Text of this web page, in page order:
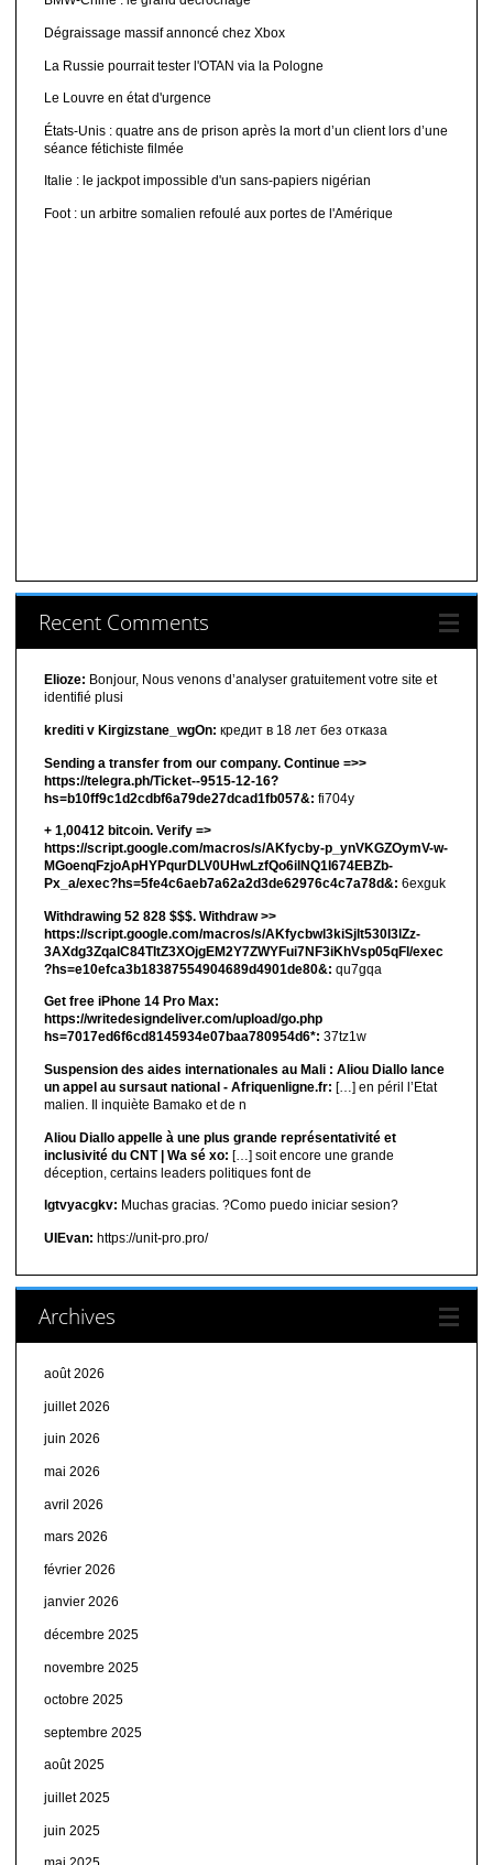
Dégraissage massif annoncé chez Xbox
La Russie pourrait tester l'OTAN via la Pologne
Le Louvre en état d'urgence
États-Unis : quatre ans de prison après la mort d’un client lors d’une
séance fétichiste filmée
Italie : le jackpot impossible d'un sans-papiers nigérian
Foot : un arbitre somalien refoulé aux portes de l'Amérique
Recent Comments
Elioze: Bonjour, Nous venons d’analyser gratuitement votre site et
identifié plusi
krediti v Kirgizstane_wgOn: кредит в 18 лет без отказа
Sending a transfer from our company. Continue =>>
https://telegra.ph/Ticket--9515-12-16?
hs=b10ff9c1d2cdbf6a79de27dcad1fb057&: fi704y
+ 1,00412 bitсоin. Verify =>
https://script.google.com/macros/s/AKfycby-p_ynVKGZOymV-w-
MGoenqFzjoApHYPqurDLV0UHwLzfQo6ilNQ1l674EBZb-
Px_a/exec?hs=5fe4c6aeb7a62a2d3de62976c4c7a78d&: 6exguk
Withdrawing 52 828 $$$. Withdrаw >>
https://script.google.com/macros/s/AKfycbwl3kiSjlt530I3lZz-
3AXdg3ZqalC84TltZ3XOjgEM2Y7ZWYFui7NF3iKhVsp05qFl/exec
?hs=e10efca3b18387554904689d4901de80&: qu7gqa
Get free iPhone 14 Pro Max:
https://writedesigndeliver.com/upload/go.php
hs=7017ed6f6cd8145934e07baa780954d6*: 37tz1w
Suspension des aides internationales au Mali : Aliou Diallo lance
un appel au sursaut national - Afriquenligne.fr: […] en péril l’Etat
malien. Il inquiète Bamako et de n
Aliou Diallo appelle à une plus grande représentativité et
inclusivité du CNT | Wa sé xo: […] soit encore une grande
déception, certains leaders politiques font de
lgtvyacgkv: Muchas gracias. ?Como puedo iniciar sesion?
UIEvan: https://unit-pro.pro/
Archives
août 2026
juillet 2026
juin 2026
mai 2026
avril 2026
mars 2026
février 2026
janvier 2026
décembre 2025
novembre 2025
octobre 2025
septembre 2025
août 2025
juillet 2025
juin 2025